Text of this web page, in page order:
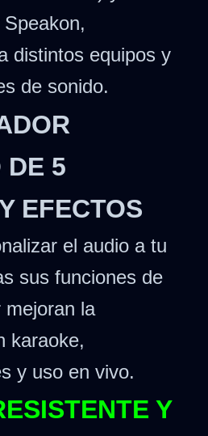
distintos equipos y
de sonido.
DE 5
EFECTOS
el audio a tu
sus funciones de
mejoran la
karaoke,
y uso en vivo.
Y